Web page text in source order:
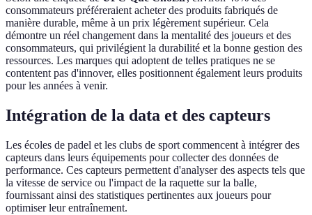
consommateurs préféreraient acheter des produits fabriqués de
manière durable, même à un prix légèrement supérieur. Cela
démontre un réel changement dans la mentalité des joueurs et des
consommateurs, qui privilégient la durabilité et la bonne gestion des
ressources. Les marques qui adoptent de telles pratiques ne se
contentent pas d'innover, elles positionnent également leurs produits
pour les années à venir.
Intégration de la data et des capteurs
Les écoles de padel et les clubs de sport commencent à intégrer des
capteurs dans leurs équipements pour collecter des données de
performance. Ces capteurs permettent d'analyser des aspects tels que
la vitesse de service ou l'impact de la raquette sur la balle,
fournissant ainsi des statistiques pertinentes aux joueurs pour
optimiser leur entraînement.